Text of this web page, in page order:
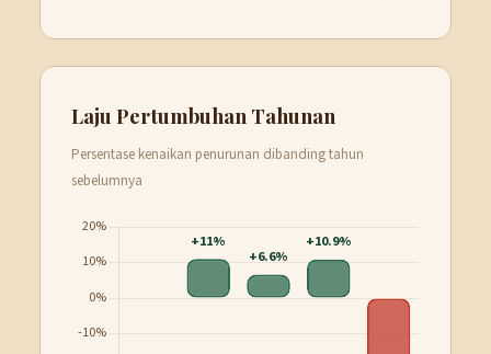
Laju Pertumbuhan Tahunan
Persentase kenaikan penurunan dibanding tahun
sebelumnya